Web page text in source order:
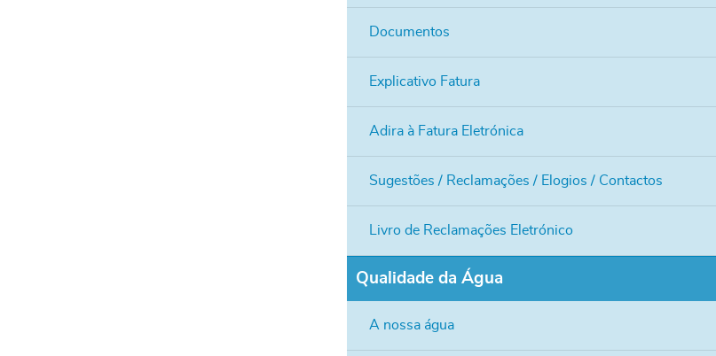
Documentos
Explicativo Fatura
Adira à Fatura Eletrónica
Sugestões / Reclamações / Elogios / Contactos
Livro de Reclamações Eletrónico
Qualidade da Água
A nossa água